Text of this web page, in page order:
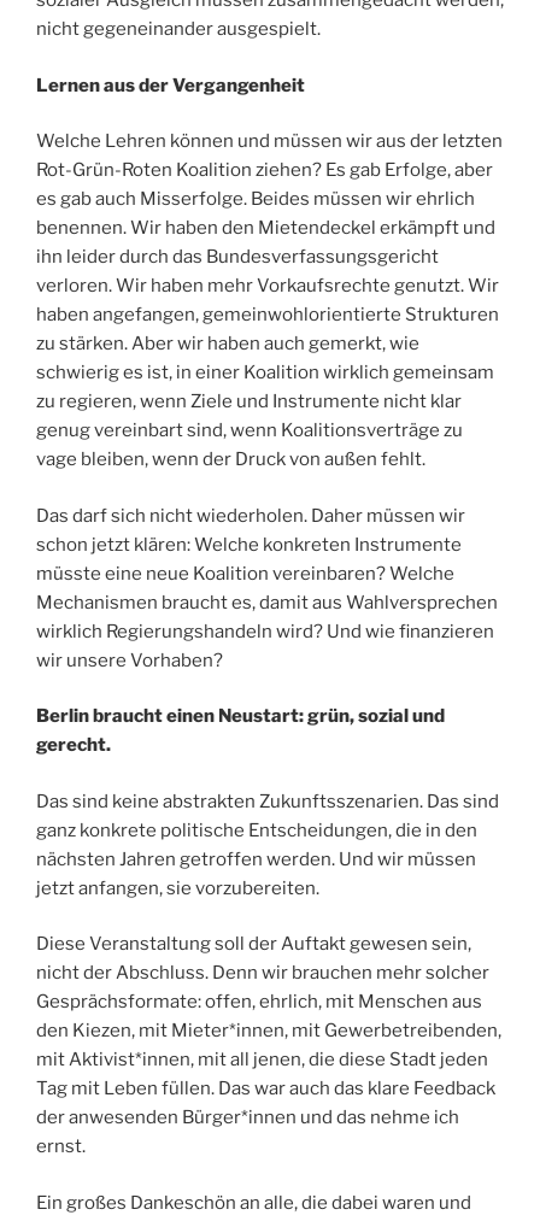
nicht gegeneinander ausgespielt.
Lernen aus der Vergangenheit
Welche Lehren können und müssen wir aus der letzten
Rot-Grün-Roten Koalition ziehen? Es gab Erfolge, aber
es gab auch Misserfolge. Beides müssen wir ehrlich
benennen. Wir haben den Mietendeckel erkämpft und
ihn leider durch das Bundesverfassungsgericht
verloren. Wir haben mehr Vorkaufsrechte genutzt. Wir
haben angefangen, gemeinwohlorientierte Strukturen
zu stärken. Aber wir haben auch gemerkt, wie
schwierig es ist, in einer Koalition wirklich gemeinsam
zu regieren, wenn Ziele und Instrumente nicht klar
genug vereinbart sind, wenn Koalitionsverträge zu
vage bleiben, wenn der Druck von außen fehlt.
Das darf sich nicht wiederholen. Daher müssen wir
schon jetzt klären: Welche konkreten Instrumente
müsste eine neue Koalition vereinbaren? Welche
Mechanismen braucht es, damit aus Wahlversprechen
wirklich Regierungshandeln wird? Und wie finanzieren
wir unsere Vorhaben?
Berlin braucht einen Neustart: grün, sozial und
gerecht.
Das sind keine abstrakten Zukunftsszenarien. Das sind
ganz konkrete politische Entscheidungen, die in den
nächsten Jahren getroffen werden. Und wir müssen
jetzt anfangen, sie vorzubereiten.
Diese Veranstaltung soll der Auftakt gewesen sein,
nicht der Abschluss. Denn wir brauchen mehr solcher
Gesprächsformate: offen, ehrlich, mit Menschen aus
den Kiezen, mit Mieter*innen, mit Gewerbetreibenden,
mit Aktivist*innen, mit all jenen, die diese Stadt jeden
Tag mit Leben füllen. Das war auch das klare Feedback
der anwesenden Bürger*innen und das nehme ich
ernst.
Ein großes Dankeschön an alle, die dabei waren und